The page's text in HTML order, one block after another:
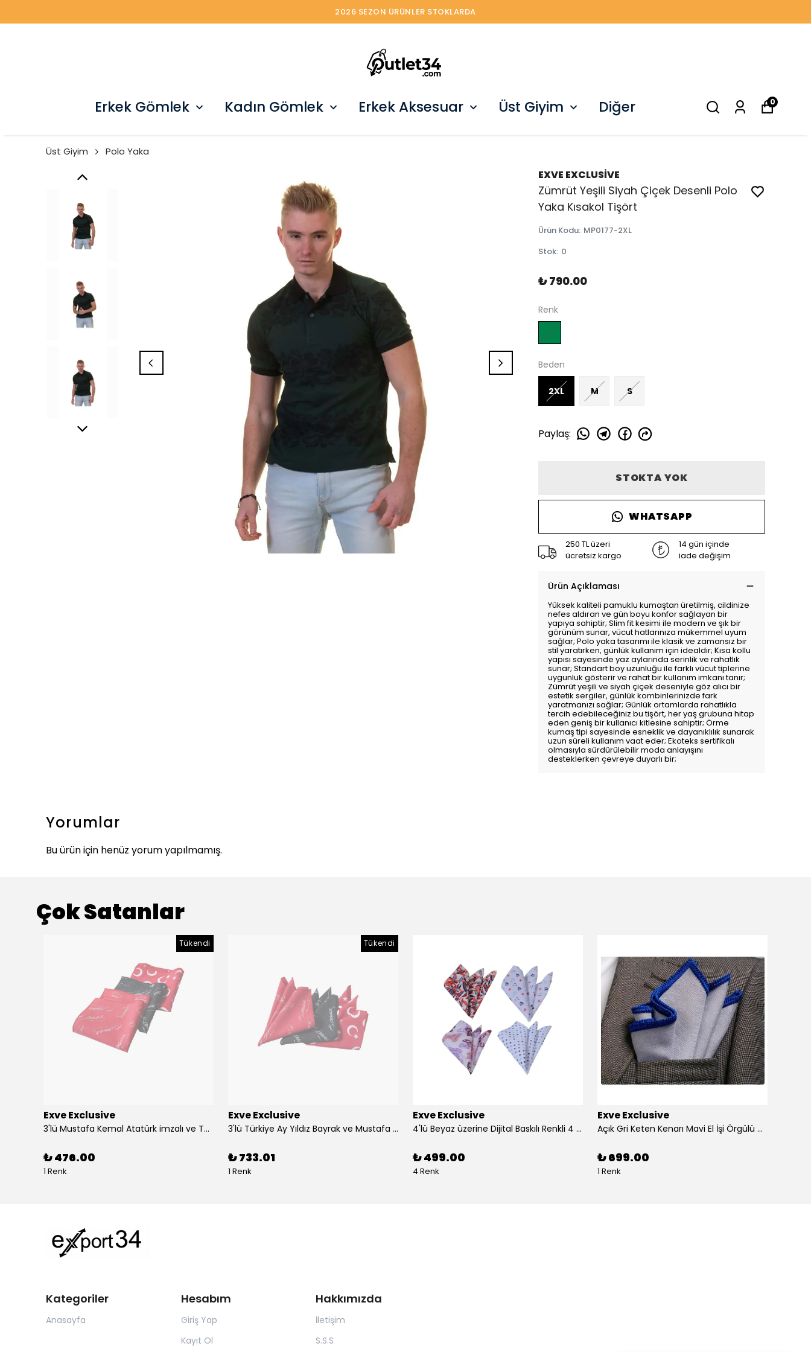
2026 SEZON ÜRÜNLER STOKLARDA
Erkek Gömlek Kadın Gömlek Erkek Aksesuar Üst Giyim Diğer 0
Üst Giyim Polo Yaka
EXVE EXCLUSİVE
Zümrüt Yeşili Siyah Çiçek Desenli Polo
Yaka Kısakol Tişört
Ürün Kodu: MP0177-2XL
Stok: 0
₺ 790.00
Renk
Beden
2XL M S
Paylaş:
STOKTA YOK
WHATSAPP
250 TL üzeri
ücretsiz kargo
14 gün içinde
iade değişim
Ürün Açıklaması
Yüksek kaliteli pamuklu kumaştan üretilmiş, cildinize
nefes aldıran ve gün boyu konfor sağlayan bir
yapıya sahiptir; Slim fit kesimi ile modern ve şık bir
görünüm sunar, vücut hatlarınıza mükemmel uyum
sağlar; Polo yaka tasarımı ile klasik ve zamansız bir
stil yaratırken, günlük kullanım için idealdir; Kısa kollu
yapısı sayesinde yaz aylarında serinlik ve rahatlık
sunar; Standart boy uzunluğu ile farklı vücut tiplerine
uygunluk gösterir ve rahat bir kullanım imkanı tanır;
Zümrüt yeşili ve siyah çiçek deseniyle göz alıcı bir
estetik sergiler, günlük kombinlerinizde fark
yaratmanızı sağlar; Günlük ortamlarda rahatlıkla
tercih edebileceğiniz bu tişört, her yaş grubuna hitap
eden geniş bir kullanıcı kitlesine sahiptir; Örme
kumaş tipi sayesinde esneklik ve dayanıklılık sunarak
uzun süreli kullanım vaat eder; Ekoteks sertifikalı
olmasıyla sürdürülebilir moda anlayışını
desteklerken çevreye duyarlı bir;
Yorumlar
Bu ürün için henüz yorum yapılmamış.
Çok Satanlar
Tükendi
Exve Exclusive
3'lü Mustafa Kemal Atatürk imzalı ve Türkiye Ay Yıldız Bayraklı Kadın Fular Seti
₺ 476.00
1 Renk
Tükendi
Exve Exclusive
3'lü Türkiye Ay Yıldız Bayrak ve Mustafa Kemal Atatürk imzalı Kırmızı Siyah Yaka Mendili Seti
₺ 733.01
1 Renk
Exve Exclusive
4'lü Beyaz üzerine Dijital Baskılı Renkli 4 in 1 Cep Yaka Mendil Seti
₺ 499.00
4 Renk
Exve Exclusive
Açık Gri Keten Kenarı Mavi El İşi Örgülü Cep Aksesuarı Yaka Mendili
₺ 699.00
1 Renk
Kategoriler
Anasayfa
Hesabım
Giriş Yap
Kayıt Ol
Hakkımızda
İletişim
S.S.S